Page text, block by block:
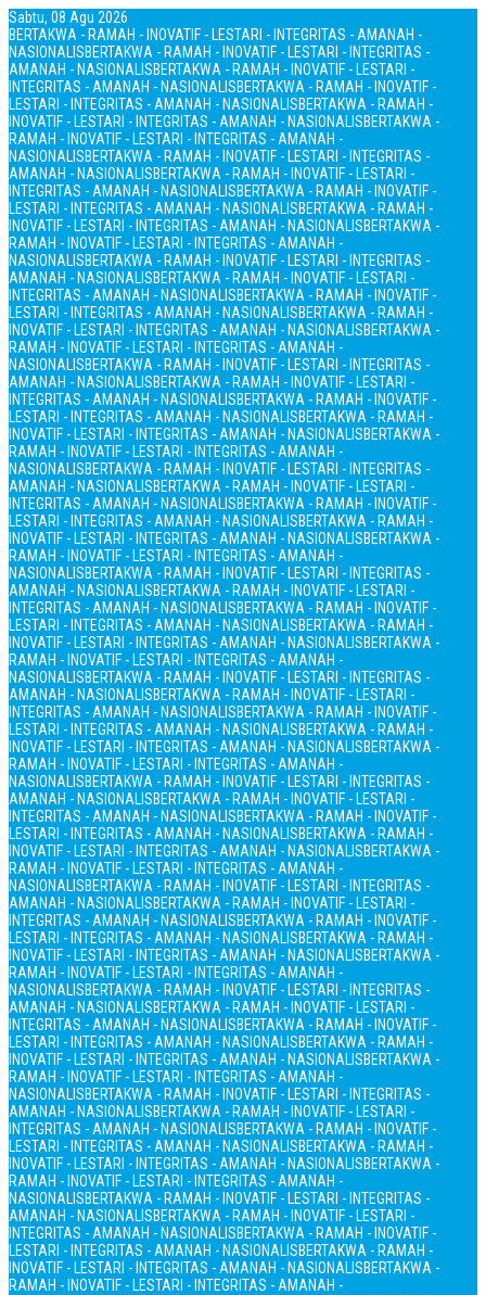
Sabtu, 08 Agu 2026
BERTAKWA - RAMAH - INOVATIF - LESTARI - INTEGRITAS - AMANAH -
NASIONALISBERTAKWA - RAMAH - INOVATIF - LESTARI - INTEGRITAS -
AMANAH - NASIONALISBERTAKWA - RAMAH - INOVATIF - LESTARI -
INTEGRITAS - AMANAH - NASIONALISBERTAKWA - RAMAH - INOVATIF -
LESTARI - INTEGRITAS - AMANAH - NASIONALISBERTAKWA - RAMAH -
INOVATIF - LESTARI - INTEGRITAS - AMANAH - NASIONALISBERTAKWA -
RAMAH - INOVATIF - LESTARI - INTEGRITAS - AMANAH -
NASIONALISBERTAKWA - RAMAH - INOVATIF - LESTARI - INTEGRITAS -
AMANAH - NASIONALISBERTAKWA - RAMAH - INOVATIF - LESTARI -
INTEGRITAS - AMANAH - NASIONALISBERTAKWA - RAMAH - INOVATIF -
LESTARI - INTEGRITAS - AMANAH - NASIONALISBERTAKWA - RAMAH -
INOVATIF - LESTARI - INTEGRITAS - AMANAH - NASIONALISBERTAKWA -
RAMAH - INOVATIF - LESTARI - INTEGRITAS - AMANAH -
NASIONALISBERTAKWA - RAMAH - INOVATIF - LESTARI - INTEGRITAS -
AMANAH - NASIONALISBERTAKWA - RAMAH - INOVATIF - LESTARI -
INTEGRITAS - AMANAH - NASIONALISBERTAKWA - RAMAH - INOVATIF -
LESTARI - INTEGRITAS - AMANAH - NASIONALISBERTAKWA - RAMAH -
INOVATIF - LESTARI - INTEGRITAS - AMANAH - NASIONALISBERTAKWA -
RAMAH - INOVATIF - LESTARI - INTEGRITAS - AMANAH -
NASIONALISBERTAKWA - RAMAH - INOVATIF - LESTARI - INTEGRITAS -
AMANAH - NASIONALISBERTAKWA - RAMAH - INOVATIF - LESTARI -
INTEGRITAS - AMANAH - NASIONALISBERTAKWA - RAMAH - INOVATIF -
LESTARI - INTEGRITAS - AMANAH - NASIONALISBERTAKWA - RAMAH -
INOVATIF - LESTARI - INTEGRITAS - AMANAH - NASIONALISBERTAKWA -
RAMAH - INOVATIF - LESTARI - INTEGRITAS - AMANAH -
NASIONALISBERTAKWA - RAMAH - INOVATIF - LESTARI - INTEGRITAS -
AMANAH - NASIONALISBERTAKWA - RAMAH - INOVATIF - LESTARI -
INTEGRITAS - AMANAH - NASIONALISBERTAKWA - RAMAH - INOVATIF -
LESTARI - INTEGRITAS - AMANAH - NASIONALISBERTAKWA - RAMAH -
INOVATIF - LESTARI - INTEGRITAS - AMANAH - NASIONALISBERTAKWA -
RAMAH - INOVATIF - LESTARI - INTEGRITAS - AMANAH -
NASIONALISBERTAKWA - RAMAH - INOVATIF - LESTARI - INTEGRITAS -
AMANAH - NASIONALISBERTAKWA - RAMAH - INOVATIF - LESTARI -
INTEGRITAS - AMANAH - NASIONALISBERTAKWA - RAMAH - INOVATIF -
LESTARI - INTEGRITAS - AMANAH - NASIONALISBERTAKWA - RAMAH -
INOVATIF - LESTARI - INTEGRITAS - AMANAH - NASIONALISBERTAKWA -
RAMAH - INOVATIF - LESTARI - INTEGRITAS - AMANAH -
NASIONALISBERTAKWA - RAMAH - INOVATIF - LESTARI - INTEGRITAS -
AMANAH - NASIONALISBERTAKWA - RAMAH - INOVATIF - LESTARI -
INTEGRITAS - AMANAH - NASIONALISBERTAKWA - RAMAH - INOVATIF -
LESTARI - INTEGRITAS - AMANAH - NASIONALISBERTAKWA - RAMAH -
INOVATIF - LESTARI - INTEGRITAS - AMANAH - NASIONALISBERTAKWA -
RAMAH - INOVATIF - LESTARI - INTEGRITAS - AMANAH -
NASIONALISBERTAKWA - RAMAH - INOVATIF - LESTARI - INTEGRITAS -
AMANAH - NASIONALISBERTAKWA - RAMAH - INOVATIF - LESTARI -
INTEGRITAS - AMANAH - NASIONALISBERTAKWA - RAMAH - INOVATIF -
LESTARI - INTEGRITAS - AMANAH - NASIONALISBERTAKWA - RAMAH -
INOVATIF - LESTARI - INTEGRITAS - AMANAH - NASIONALISBERTAKWA -
RAMAH - INOVATIF - LESTARI - INTEGRITAS - AMANAH -
NASIONALISBERTAKWA - RAMAH - INOVATIF - LESTARI - INTEGRITAS -
AMANAH - NASIONALISBERTAKWA - RAMAH - INOVATIF - LESTARI -
INTEGRITAS - AMANAH - NASIONALISBERTAKWA - RAMAH - INOVATIF -
LESTARI - INTEGRITAS - AMANAH - NASIONALISBERTAKWA - RAMAH -
INOVATIF - LESTARI - INTEGRITAS - AMANAH - NASIONALISBERTAKWA -
RAMAH - INOVATIF - LESTARI - INTEGRITAS - AMANAH -
NASIONALISBERTAKWA - RAMAH - INOVATIF - LESTARI - INTEGRITAS -
AMANAH - NASIONALISBERTAKWA - RAMAH - INOVATIF - LESTARI -
INTEGRITAS - AMANAH - NASIONALISBERTAKWA - RAMAH - INOVATIF -
LESTARI - INTEGRITAS - AMANAH - NASIONALISBERTAKWA - RAMAH -
INOVATIF - LESTARI - INTEGRITAS - AMANAH - NASIONALISBERTAKWA -
RAMAH - INOVATIF - LESTARI - INTEGRITAS - AMANAH -
NASIONALISBERTAKWA - RAMAH - INOVATIF - LESTARI - INTEGRITAS -
AMANAH - NASIONALISBERTAKWA - RAMAH - INOVATIF - LESTARI -
INTEGRITAS - AMANAH - NASIONALISBERTAKWA - RAMAH - INOVATIF -
LESTARI - INTEGRITAS - AMANAH - NASIONALISBERTAKWA - RAMAH -
INOVATIF - LESTARI - INTEGRITAS - AMANAH - NASIONALISBERTAKWA -
RAMAH - INOVATIF - LESTARI - INTEGRITAS - AMANAH -
NASIONALISBERTAKWA - RAMAH - INOVATIF - LESTARI - INTEGRITAS -
AMANAH - NASIONALISBERTAKWA - RAMAH - INOVATIF - LESTARI -
INTEGRITAS - AMANAH - NASIONALISBERTAKWA - RAMAH - INOVATIF -
LESTARI - INTEGRITAS - AMANAH - NASIONALISBERTAKWA - RAMAH -
INOVATIF - LESTARI - INTEGRITAS - AMANAH - NASIONALISBERTAKWA -
RAMAH - INOVATIF - LESTARI - INTEGRITAS - AMANAH -